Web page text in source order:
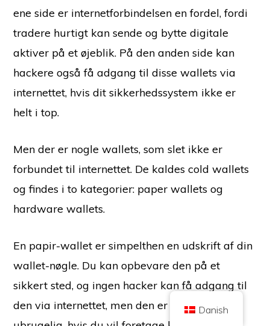
ene side er internetforbindelsen en fordel, fordi
tradere hurtigt kan sende og bytte digitale
aktiver på et øjeblik. På den anden side kan
hackere også få adgang til disse wallets via
internettet, hvis dit sikkerhedssystem ikke er
helt i top.
Men der er nogle wallets, som slet ikke er
forbundet til internettet. De kaldes cold wallets
og findes i to kategorier: paper wallets og
hardware wallets.
En papir-wallet er simpelthen en udskrift af din
wallet-nøgle. Du kan opbevare den på et
sikkert sted, og ingen hacker kan få adgang til
den via internettet, men den er også ret
Copyright © 2026 Brilliant British Ltd, der handler som Coin Kickoff
Adresse: 2. etage 167-169 Great Portland Street, London,
Storbritannien, W1W 5PF
Indholdet er til oplysningsformål og er ikke investeringsrådgivning. Tidligere
kryptovaluta er forbundet med risiko.
Service' kompetenceområde. Investering i kryptovaluta er forbundet med
risiko, og kryptovaluta kan stige i værdi eller miste en del af eller hele
værdien. Kapitalvindingsskat kan være gældende for overskud fra salg af
kryptovaluta.
HJEM OM POLITIK OM BESKYTTELSE AF PERSONLIGE OPLYSNINGER KONTAKT OS
Danish